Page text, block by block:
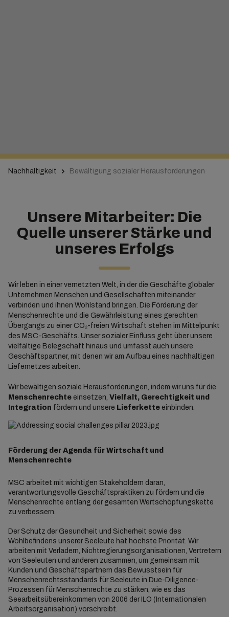
Nachhaltigkeit Bewältigung sozialer Herausforderungen
Unsere Mitarbeiter: Die
Quelle unserer Stärke und
unseres Erfolgs
Wir leben in einer vernetzten Welt, in der die Geschäfte globaler
Unternehmen Menschen und Gesellschaften miteinander
verbinden und ihnen Wohlstand bringen. Die Förderung der
Menschenrechte und die Gewährleistung eines gerechten
Übergangs zu einer CO₂-freien Wirtschaft stehen im Mittelpunkt
des MSC-Geschäfts. Unser sozialer Einfluss geht über unsere
vielfältige Belegschaft hinaus und umfasst auch unsere
Geschäftspartner, mit denen wir am Aufbau eines nachhaltigen
Liefernetzes arbeiten.
Wir bewältigen soziale Herausforderungen, indem wir uns für die
Menschenrechteeinsetzen, Vielfalt, Gerechtigkeit und
Integration fördern und unsere Lieferketteeinbinden.
Förderung der Agenda für Wirtschaft und
Menschenrechte
MSC arbeitet mit wichtigen Stakeholdern daran,
verantwortungsvolle Geschäftspraktiken zu fördern und die
Menschenrechte entlang der gesamten Wertschöpfungskette
zu verbessern.
Der Schutz der Gesundheit und Sicherheit sowie des
Wohlbefindens unserer Seeleute hat höchste Priorität. Wir
arbeiten mit Verladern, Nichtregierungsorganisationen, Vertretern
von Seeleuten und anderen zusammen, um gemeinsam mit
Kunden und Geschäftspartnern das Bewusstsein für
Menschenrechtsstandards für Seeleute in Due-Diligence-
Prozessen für Menschenrechte zu stärken, wie es das
Seearbeitsübereinkommen von 2006 der ILO (Internationalen
Arbeitsorganisation) vorschreibt.